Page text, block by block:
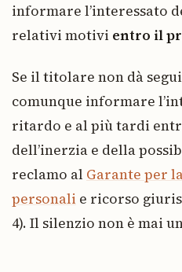
informare l’interessato
relativi motivi entro il
Se il titolare non dà
comunque informare
ritardo e al più tardi
dell’inerzia e della
reclamo al Garante per
personali e ricorso
4). Il silenzio non è mai